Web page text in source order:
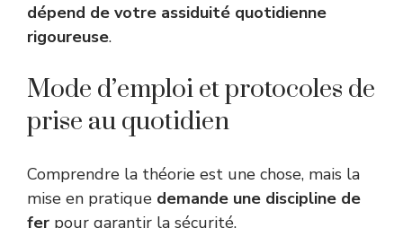
dépend de votre assiduité quotidienne
rigoureuse.
Mode d’emploi et protocoles de
prise au quotidien
Comprendre la théorie est une chose, mais la
mise en pratique demande une discipline de
fer pour garantir la sécurité.